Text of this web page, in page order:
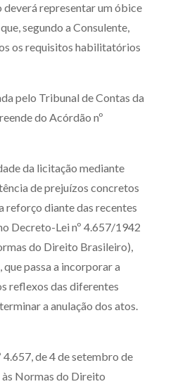
deverá representar um óbice
segundo a Consulente,
os requisitos habilitatórios
pelo Tribunal de Contas da
do Acórdão nº
da licitação mediante
de prejuízos concretos
reforço diante das recentes
Decreto-Lei nº 4.657/1942
do Direito Brasileiro),
passa a incorporar a
reflexos das diferentes
a anulação dos atos.
de 4 de setembro de
Normas do Direito